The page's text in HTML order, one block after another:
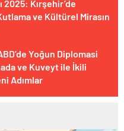
2025: Kırşehir’de
ve Kültürel Mirasın
Yoğun Diplomasi
ve Kuveyt ile İkili
Adımlar